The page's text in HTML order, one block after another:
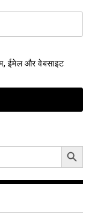
ईमेल और वेबसाइट
Search Button